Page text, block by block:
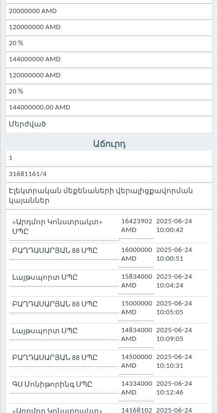
20000000 AMD
120000000 AMD
20 %
144000000 AMD
120000000 AMD
20 %
144000000.00 AMD
Մերժված
Աճուրդ
1
31681161/4
Էլեկտրական մեքենաների վերալիցքավորման
կայաններ
«Արդմոր Կոնստրակտ»
ՍՊԸ
16423902
AMD
2025-06-24
10:00:42
ԲԱՂԴԱՍԱՐՅԱՆ 88 ՍՊԸ
16000000
AMD
2025-06-24
10:00:51
Լայթսպորտ ՍՊԸ
15834000
AMD
2025-06-24
10:04:24
ԲԱՂԴԱՍԱՐՅԱՆ 88 ՍՊԸ
15000000
AMD
2025-06-24
10:05:05
Լայթսպորտ ՍՊԸ
14834000
AMD
2025-06-24
10:09:05
ԲԱՂԴԱՍԱՐՅԱՆ 88 ՍՊԸ
14500000
AMD
2025-06-24
10:10:31
ԳՍ Մոնիթորինգ ՍՊԸ
14334000
AMD
2025-06-24
10:12:46
14168102 2025-06-24